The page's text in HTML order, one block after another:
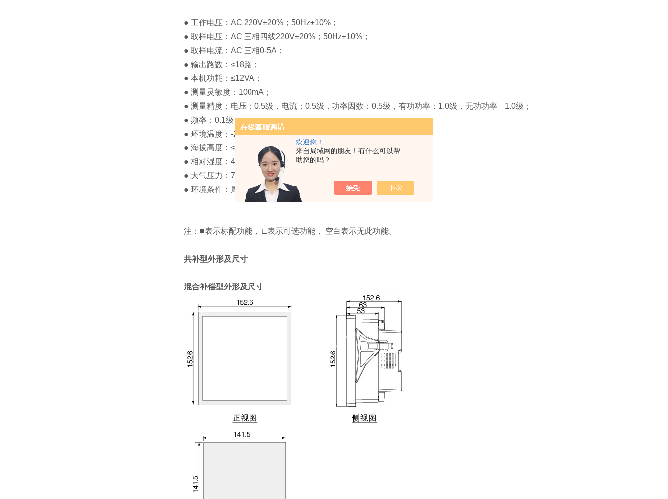
欢迎您！
来自局域网的朋友！有什么可以帮
助您的吗？
● 工作电压：AC 220V±20%；50Hz±10%；
● 取样电压：AC 三相四线220V±20%；50Hz±10%；
● 取样电流：AC 三相0-5A；
● 输出路数：≤18路；
● 本机功耗：≤12VA；
● 测量灵敏度：100mA；
● 测量精度：电压：0.5级，电流：0.5级，功率因数：0.5级，有功功率：1.0级，无功功率：1.0级；
● 频率：0.1级；
● 环境温度：-25℃至+65℃；
● 海拔高度：≤2000m；
● 相对湿度：40℃，20-90%；
● 大气压力：79.5-106.0Kpa；
● 环境条件：周围环境无导电尘埃及腐蚀性气体，无易燃易爆的介质。
注：■表示标配功能， □表示可选功能， 空白表示无此功能。
共补型外形及尺寸
混合补偿型外形及尺寸